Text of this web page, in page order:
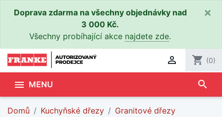
Doprava zdarma na všechny objednávky nad
3 000 Kč.
Všechny probíhající akce najdete zde.
×
 shopping_cart (0)
 MENU search
Domů Kuchyňské dřezy
Granitové dřezy